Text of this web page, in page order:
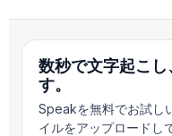
数秒で文字起こ
す。
Speakを無料でお試し
イルをアップロードし